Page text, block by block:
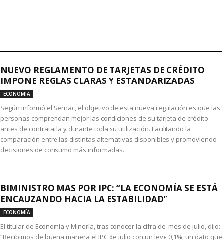
NUEVO REGLAMENTO DE TARJETAS DE CRÉDITO
IMPONE REGLAS CLARAS Y ESTANDARIZADAS
ECONOMÍA
Según informó el Sernac, el objetivo de esta nueva regulación es que las
personas comprendan mejor las condiciones de su tarjeta de crédito
antes de contratarla y durante toda su utilización. Facilitando la
comparación entre las distintas alternativas disponibles y promoviendo
decisiones de consumo más informadas.
BIMINISTRO MAS POR IPC: “LA ECONOMÍA SE ESTÁ
ENCAUZANDO HACIA LA ESTABILIDAD”
ECONOMÍA
El titular de Economía y Minería, tras conocer la cifra del mes de julio, dijo:
“Recibimos de buena manera el IPC de julio con un leve 0,1%, un dato que